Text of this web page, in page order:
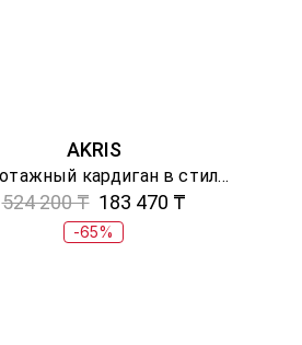
AKRIS
Трикотажный кардиган в стиле колор-блок
524 200 ₸ 183 470 ₸
-65%